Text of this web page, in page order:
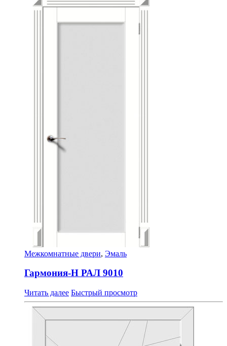
Межкомнатные двери, Эмаль
Гармония-Н РАЛ 9010
Читать далее Быстрый просмотр